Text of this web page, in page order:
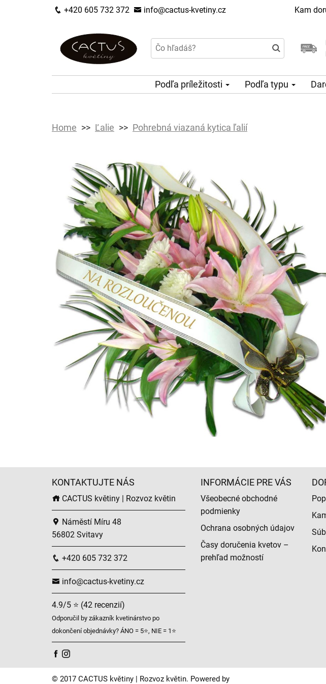
+420 605 732 372 info@cactus-kvetiny.cz Kam
Podľa príležitosti Podľa typu
Home Ľalie Pohrebná viazaná kytica ľalií
KONTAKTUJTE NÁS
CACTUS květiny | Rozvoz květin
Náměstí Míru 48
56802 Svitavy
+420 605 732 372
info@cactus-kvetiny.cz
4.9/5 ⭐ (42 recenzií)
Odporučil by zákazník kvetinárstvo po
dokončení objednávky? ÁNO = 5⭐, NIE = 1⭐
INFORMÁCIE PRE VÁS
Všeobecné obchodné
podmienky
Ochrana osobných údajov
Časy doručenia kvetov –
prehľad možností
© 2017 CACTUS květiny | Rozvoz květin. Powered by